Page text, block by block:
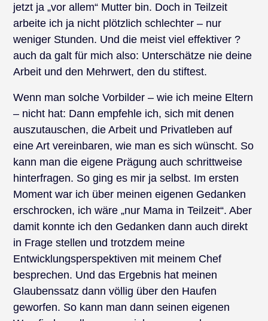
jetzt ja „vor allem“ Mutter bin. Doch in Teilzeit
arbeite ich ja nicht plötzlich schlechter – nur
weniger Stunden. Und die meist viel effektiver ?
auch da galt für mich also: Unterschätze nie deine
Arbeit und den Mehrwert, den du stiftest.
Wenn man solche Vorbilder – wie ich meine Eltern
– nicht hat: Dann empfehle ich, sich mit denen
auszutauschen, die Arbeit und Privatleben auf
eine Art vereinbaren, wie man es sich wünscht. So
kann man die eigene Prägung auch schrittweise
hinterfragen. So ging es mir ja selbst. Im ersten
Moment war ich über meinen eigenen Gedanken
erschrocken, ich wäre „nur Mama in Teilzeit“. Aber
damit konnte ich den Gedanken dann auch direkt
in Frage stellen und trotzdem meine
Entwicklungsperspektiven mit meinem Chef
besprechen. Und das Ergebnis hat meinen
Glaubenssatz dann völlig über den Haufen
geworfen. So kann man dann seinen eigenen